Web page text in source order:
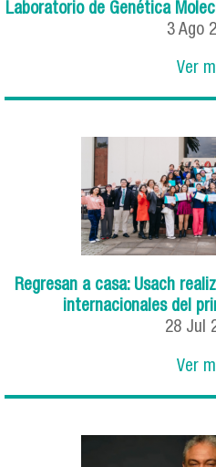
Laboratorio de Genética
3 Ago
Ver
Regresan a casa: Usach
internacionales del
28 Jul
Ver